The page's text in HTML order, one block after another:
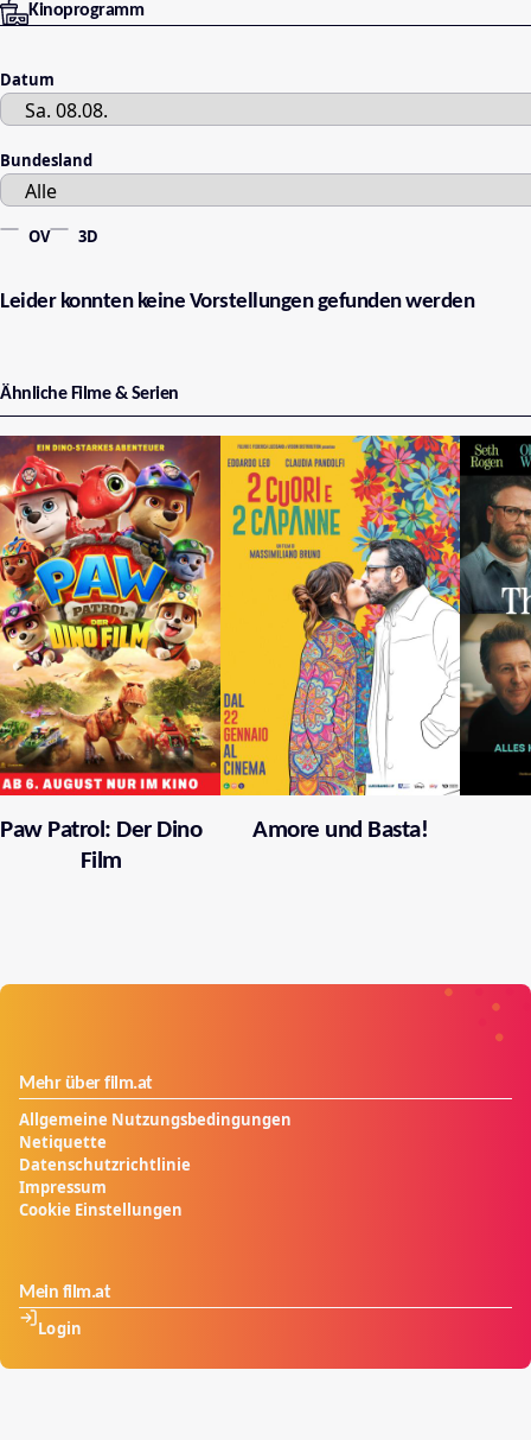
Kinoprogramm
Datum
Bundesland
OV 3D
Leider konnten keine Vorstellungen gefunden werden
Ähnliche Filme & Serien
Paw Patrol: Der Dino
Film
Amore und Basta!
Mehr über film.at
Allgemeine Nutzungsbedingungen
Netiquette
Datenschutzrichtlinie
Impressum
Cookie Einstellungen
Mein film.at
Login